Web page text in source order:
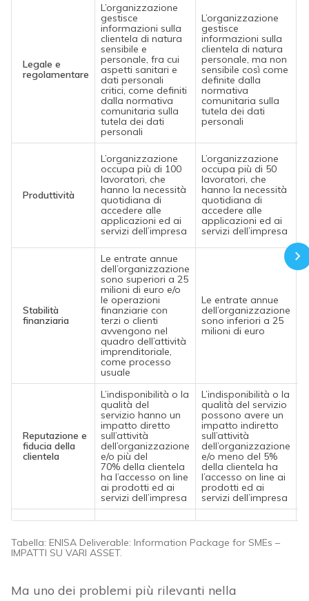
Legale e
regolamentare
L’organizzazione
gestisce
informazioni sulla
clientela di natura
sensibile e
personale, fra cui
aspetti sanitari e
dati personali
critici, come definiti
dalla normativa
comunitaria sulla
tutela dei dati
personali
L’organizzazione
gestisce
informazioni sulla
clientela di natura
personale, ma non
sensibile così come
definite dalla
normativa
comunitaria sulla
tutela dei dati
personali
Produttività
L’organizzazione
occupa più di 100
lavoratori, che
hanno la necessità
quotidiana di
accedere alle
applicazioni ed ai
servizi dell’impresa
L’organizzazione
occupa più di 50
lavoratori, che
hanno la necessità
quotidiana di
accedere alle
applicazioni ed ai
servizi dell’impresa
Stabilità
finanziaria
Le entrate annue
dell’organizzazione
sono superiori a 25
milioni di euro e/o
le operazioni
finanziarie con
terzi o clienti
avvengono nel
quadro dell’attività
imprenditoriale,
come processo
usuale
Le entrate annue
dell’organizzazione
sono inferiori a 25
milioni di euro
Reputazione e
fiducia della
clientela
L’indisponibilità o la
qualità del
servizio hanno un
impatto diretto
sull’attività
dell’organizzazione
e/o più del
70% della clientela
ha l’accesso on line
ai prodotti ed ai
servizi dell’impresa
L’indisponibilità o la
qualità del servizio
possono avere un
impatto indiretto
sull’attività
dell’organizzazione
e/o meno del 5%
della clientela ha
l’accesso on line ai
prodotti ed ai
servizi dell’impresa
Tabella: ENISA Deliverable: Information Package for SMEs –
IMPATTI SU VARI ASSET.
Ma uno dei problemi più rilevanti nella